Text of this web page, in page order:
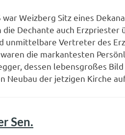
Weizberg Sitz eines
die Dechante auch
unmittelbare Vertreter des
die markantesten
dessen lebensgroßes
Neubau der jetzigen Kirche
Sen.